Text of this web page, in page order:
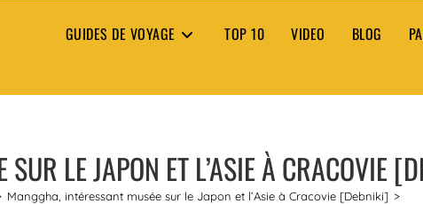
GUIDES DE VOYAGE TOP 10 VIDEO BLOG
LE JAPON ET L’ASIE À CRACOVIE
Manggha, intéressant musée sur le Japon et l’Asie à Cracovie [Debniki] >